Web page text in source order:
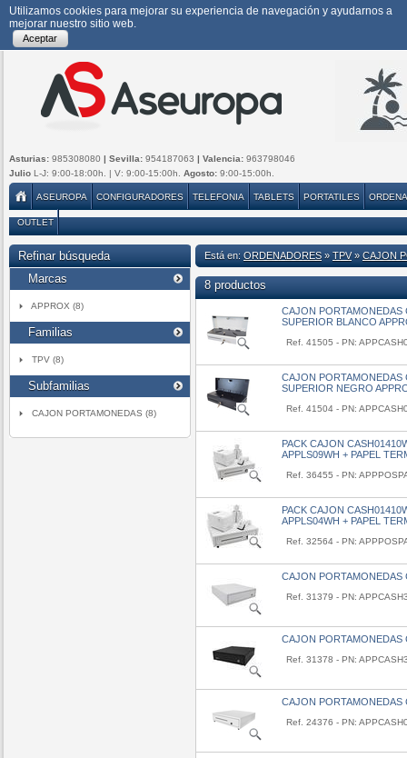
Utilizamos cookies para mejorar su experiencia de navegación y ayudarnos a
mejorar nuestro sitio web.
Aceptar
Asturias: 985308080 | Sevilla: 954187063 | Valencia: 963798046
Julio L-J: 9:00-18:00h. | V: 9:00-15:00h. Agosto: 9:00-15:00h.
ASEUROPA CONFIGURADORES TELEFONIA TABLETS PORTATILES
OUTLET
Refinar búsqueda
Marcas
APPROX (8)
Familias
TPV (8)
Subfamilias
CAJON PORTAMONEDAS (8)
Está en: ORDENADORES » TPV» CAJON
8 productos
CAJON PORTAMONEDAS
SUPERIOR BLANCO
Ref. 41505 - PN:
CAJON PORTAMONEDAS
SUPERIOR NEGRO
Ref. 41504 - PN:
PACK CAJON
APPLS09WH + PAPEL
Ref. 36455 - PN:
PACK CAJON
APPLS04WH + PAPEL
Ref. 32564 - PN:
CAJON PORTAMONEDAS
Ref. 31379 - PN:
CAJON PORTAMONEDAS
Ref. 31378 - PN:
CAJON PORTAMONEDAS
Ref. 24376 - PN: